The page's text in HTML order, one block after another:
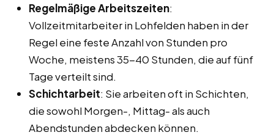
Regelmäßige Arbeitszeiten:
Vollzeitmitarbeiter in Lohfelden haben in der
Regel eine feste Anzahl von Stunden pro
Woche, meistens 35-40 Stunden, die auf fünf
Tage verteilt sind.
Schichtarbeit: Sie arbeiten oft in Schichten,
die sowohl Morgen-, Mittag- als auch
Abendstunden abdecken können.